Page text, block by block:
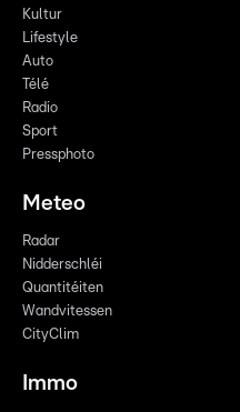
Kultur
Lifestyle
Auto
Télé
Radio
Sport
Pressphoto
Meteo
Radar
Nidderschléi
Quantitéiten
Wandvitessen
CityClim
Immo